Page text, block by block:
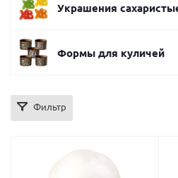
Украшения
Формы для куличей
Фильтр